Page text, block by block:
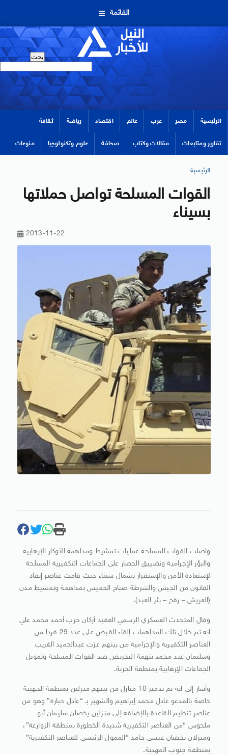
القائمة
الرئيسية مصر عرب عالم اقتصاد رياضة ثقافة
تقارير ومتابعات مقالات وكتاب صحافة علوم وتكنولوجيا منوعات
الرئيسية
القوات المسلحة تواصل حملاتها
بسيناء
2013-11-22
واصلت القوات المسلحة عمليات تمشيط ومداهمة الأوكار الإرهابية
والبؤر الإجرامية وتضييق الحصار على الجماعات التكفيرية المسلحة
لإستعادة الأمن والإستقرار بشمال سيناء حيث قامت عناصر إنفاذ
القانون من الجيش والشرطة صباح الخميس بمداهمة وتمشيط مدن
(العريش – رفح – بئر العبد).
وقال المتحدث العسكري الرسمي العقيد أركان حرب أحمد محمد علي
انه تم خلال تلك المداهمات إلقاء القبض على عدد 29 فردا من
العناصر التكفيرية والإجرامية من بينهم عزت عبدالحميد الغريب
وسليمان عيد محمد بتهمة التحريض ضد القوات المسلحة وتمويل
الجماعات الإرهابية بمنطقة الخربة.
وأشار إلى انه تم تدمير 10 منازل من بينهم منزلين بمنطقة الجهينة
خاصة بالمدعو عادل محمد إبراهيم والشهير بـ “عادل حبارة” وهو من
عناصر تنظيم القاعدة بالإضافة إلى منزلين يخصان سليمان أبو
ملحوس “من العناصر التكفيرية شديدة الخطورة بمنطقة الزوارعة”،
ومنزلان يخصان عيسى حامد “الممول الرئيسي للعناصر التكفيرية”
بمنطقة جنوب المهدية.